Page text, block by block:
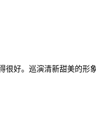
很好。巡演清新甜美的形